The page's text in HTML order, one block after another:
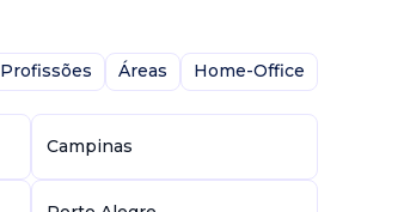
Profissões Áreas Home-Office
Campinas